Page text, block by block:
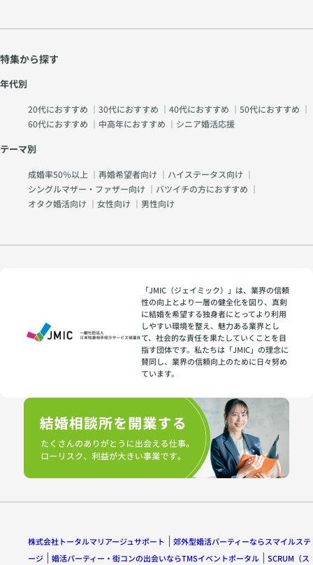
特集から探す
年代別
20代におすすめ ｜ 30代におすすめ ｜ 40代におすすめ ｜ 50代におすすめ ｜
60代におすすめ ｜ 中高年におすすめ ｜ シニア婚活応援
テーマ別
成婚率50％以上 ｜ 再婚希望者向け ｜ ハイステータス向け ｜
シングルマザー・ファザー向け ｜ バツイチの方におすすめ ｜
オタク婚活向け ｜ 女性向け ｜ 男性向け
「JMIC（ジェイミック）」は、業界の信頼
性の向上とより一層の健全化を図り、真剣
に結婚を希望する独身者にとってより利用
しやすい環境を整え、魅力ある業界とし
て、社会的な責任を果たしていくことを目
指す団体です。私たちは「JMIC」の理念に
賛同し、業界の信頼向上のために日々努め
ています。
株式会社トータルマリアージュサポート
郊外型婚活パーティーならスマイルステ
ージ
婚活パーティー・街コンの出会いならTMSイベントポータル
SCRUM（ス